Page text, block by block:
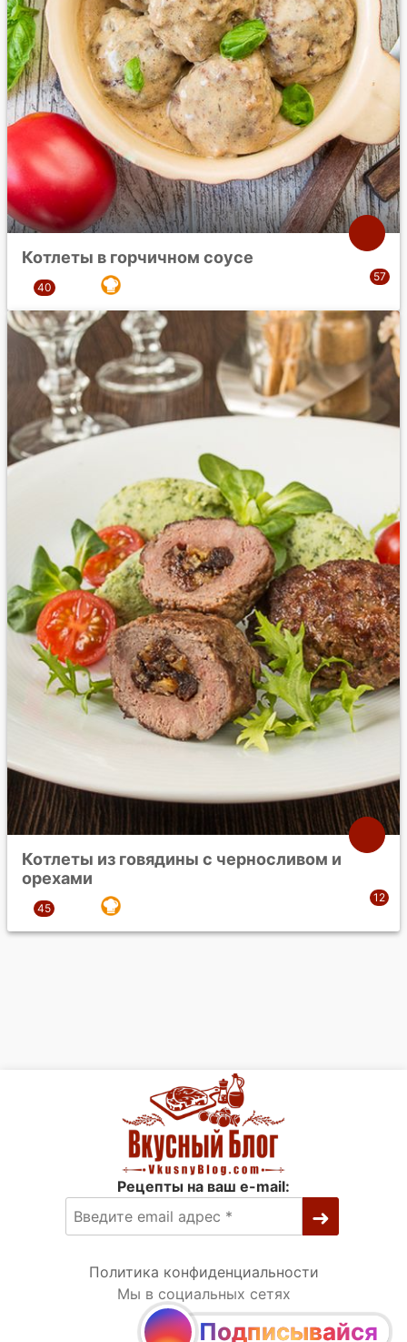
Котлеты в горчичном соусе
Котлеты из говядины с черносливом и
орехами
Рецепты на ваш e-mail:
Политика конфиденциальности
Мы в социальных сетях
Подписывайся